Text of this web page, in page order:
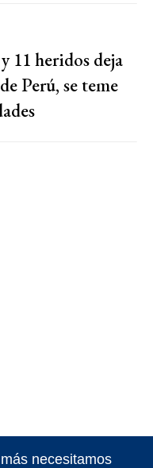
11 heridos deja
Perú, se teme
necesitamos